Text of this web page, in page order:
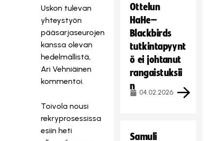
Uskon tulevan
yhteystyön
pääsarjaseurojen
kanssa olevan
hedelmällistä,
Ari Vehniäinen
kommentoi.
Toivola nousi
rekryprosessissa
esiin heti
Ottelun
HaHe–
Blackbirds
tutkintapyynt
ö ei johtanut
rangaistuksii
n
04.02.2026
Samuli